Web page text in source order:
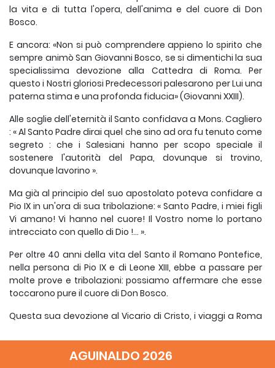
la vita e di tutta l'opera, dell'anima e del cuore di Don
Bosco.
E ancora: «Non si può comprendere appieno lo spirito che
sempre animò San Giovanni Bosco, se si dimentichi la sua
specialissima devozione alla Cattedra di Roma. Per
questo i Nostri gloriosi Predecessori palesarono per Lui una
paterna stima e una profonda fiducia» (Giovanni XXIII).
Alle soglie dell'eternità il Santo confidava a Mons. Cagliero
: « Al Santo Padre dirai quel che sino ad ora fu tenuto come
segreto : che i Salesiani hanno per scopo speciale il
sostenere l'autorità del Papa, dovunque si trovino,
dovunque lavorino ».
Ma già al principio del suo apostolato poteva confidare a
Pio IX in un'ora di sua tribolazione: « Santo Padre, i miei figli
Vi amano! Vi hanno nel cuore! Il Vostro nome lo portano
intrecciato con quello di Dio !... ».
Per oltre 40 anni della vita del Santo il Romano Pontefice,
nella persona di Pio IX e di Leone XIII, ebbe a passare per
molte prove e tribolazioni: possiamo affermare che esse
toccarono pure il cuore di Don Bosco.
Questa sua devozione al Vicario di Cristo, i viaggi a Roma
la benevolenza, la stima, la riconoscenza dei Papi.
AGUINALDO 2026